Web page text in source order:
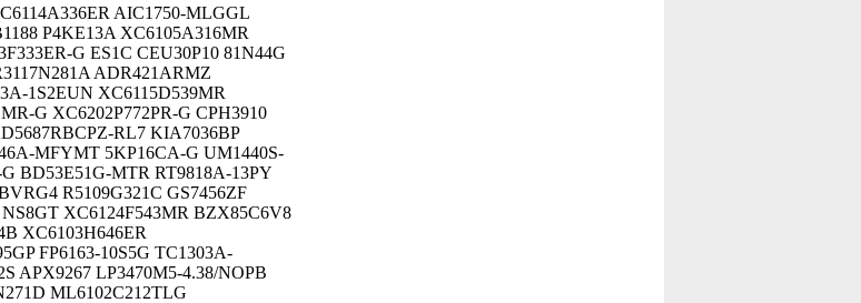
AIC1750-MLGGL
P4KE13A XC6105A316MR
G ES1C CEU30P10 81N44G
ADR421ARMZ
1S2EUN XC6115D539MR
G XC6202P772PR-G CPH3910
RL7 KIA7036BP
MFYMT 5KP16CA-G UM1440S-
BD53E51G-MTR RT9818A-13PY
R5109G321C GS7456ZF
XC6124F543MR BZX85C6V8
XC6103H646ER
FP6163-10S5G TC1303A-
APX9267 LP3470M5-4.38/NOPB
ML6102C212TLG